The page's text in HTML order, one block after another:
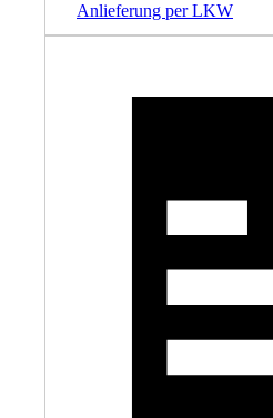
Anlieferung per LKW